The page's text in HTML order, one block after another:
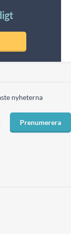
nyheterna
Prenumerera